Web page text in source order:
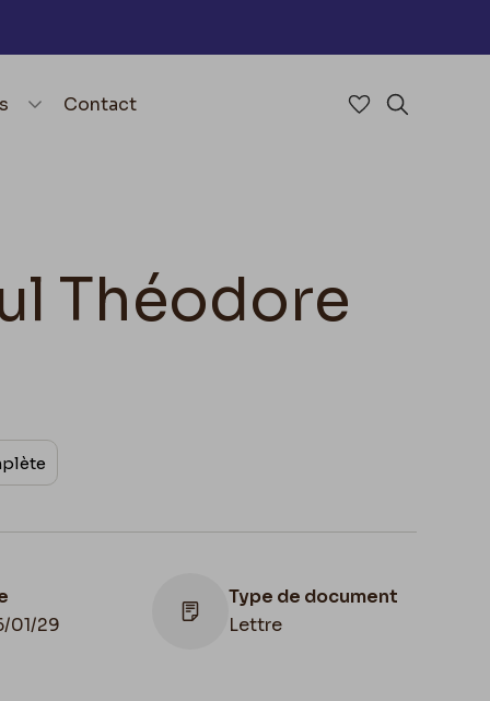
Contact Accéder à
Théodore
01/29
Type de document
Lettre